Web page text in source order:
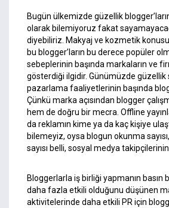
Bugün ülkemizde güzellik
olarak bilemiyoruz fakat
diyebiliriz. Makyaj ve kozmetik
bu blogger’ların bu derece popüler
sebeplerinin başında markaların ve
gösterdiği ilgidir. Günümüzde güzellik
pazarlama faaliyetlerinin başında
Çünkü marka açısından blogger
hem de doğru bir mecra. Offline
da reklamın kime ya da kaç kişiye
bilemeyiz, oysa blogun okunma
sayısı belli, sosyal medya takipçilerinin
Bloggerlarla iş birliği yapmanın basın
daha fazla etkili olduğunu düşünen
aktivitelerinde daha etkili PR için